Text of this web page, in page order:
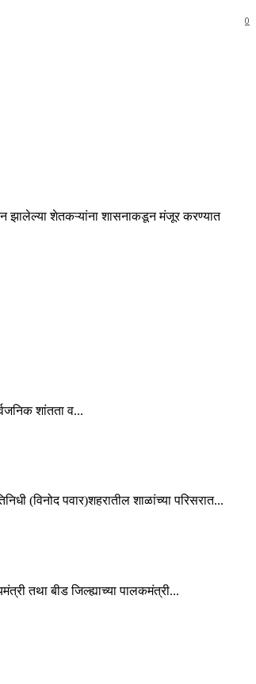
0
झालेल्या शेतकऱ्यांना शासनाकडून मंजूर करण्यात
शांतता व...
(विनोद पवार)शहरातील शाळांच्या परिसरात...
तथा बीड जिल्ह्याच्या पालकमंत्री...